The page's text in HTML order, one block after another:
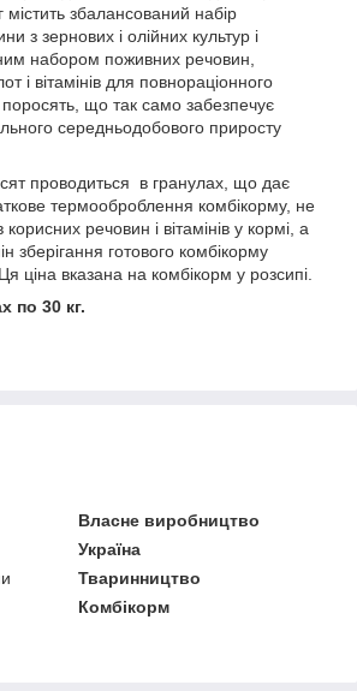
містить збалансований набір
з зернових і олійних культур і
набором поживних речовин,
і вітамінів для повнораціонного
що так само забезпечує
середньодобового приросту
проводиться в гранулах, що дає
термооброблення комбікорму, не
речовин і вітамінів у кормі, а
зберігання готового комбікорму
ціна вказана на комбікорм у розсипі.
по 30 кг.
Власне виробництво
Україна
Тваринництво
Комбікорм